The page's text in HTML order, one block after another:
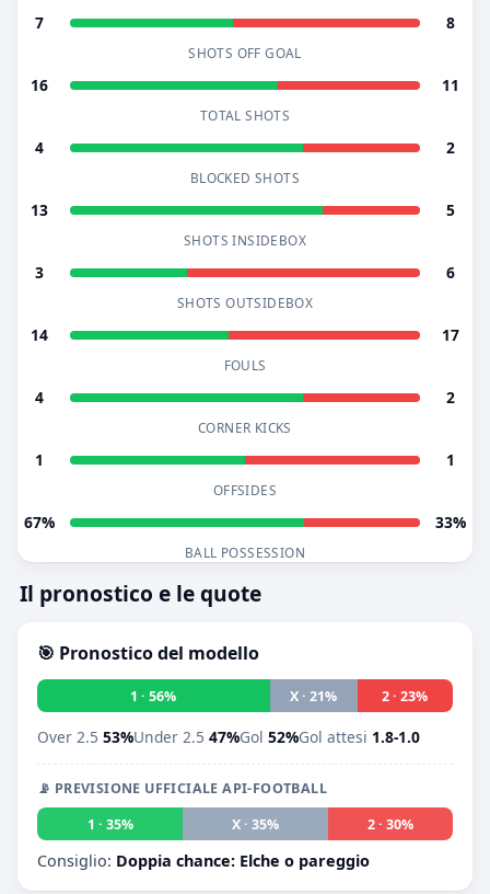
7 8
SHOTS OFF GOAL
16 11
TOTAL SHOTS
4 2
BLOCKED SHOTS
13 5
SHOTS INSIDEBOX
3 6
SHOTS OUTSIDEBOX
14 17
FOULS
4 2
CORNER KICKS
1 1
OFFSIDES
67% 33%
BALL POSSESSION
Il pronostico e le quote
🎯 Pronostico del modello
1 · 56% X · 21% 2 · 23%
Over 2.5 53%Under 2.5 47%Gol 52%Gol attesi 1.8-1.0
📡 PREVISIONE UFFICIALE API-FOOTBALL
1 · 35%
X · 35% 2 · 30%
Consiglio: Doppia chance: Elche o pareggio